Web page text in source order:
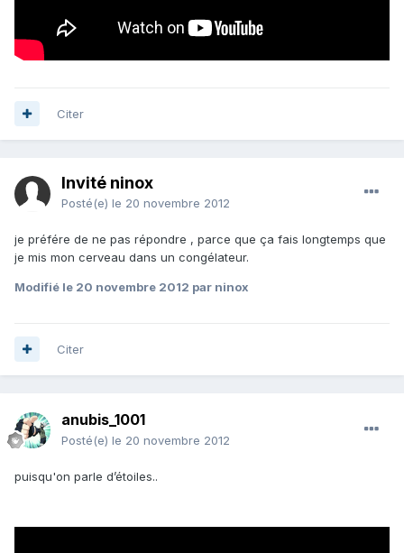
Citer
Invité ninox
Posté(e) le 20 novembre 2012
je préfére de ne pas répondre , parce que ça fais longtemps que
je mis mon cerveau dans un congélateur.
Modifié le 20 novembre 2012 par ninox
Citer
anubis_1001
Posté(e) le 20 novembre 2012
puisqu'on parle d’étoiles..